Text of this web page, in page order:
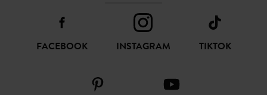
SÍGUENOS
INSTAGRAM